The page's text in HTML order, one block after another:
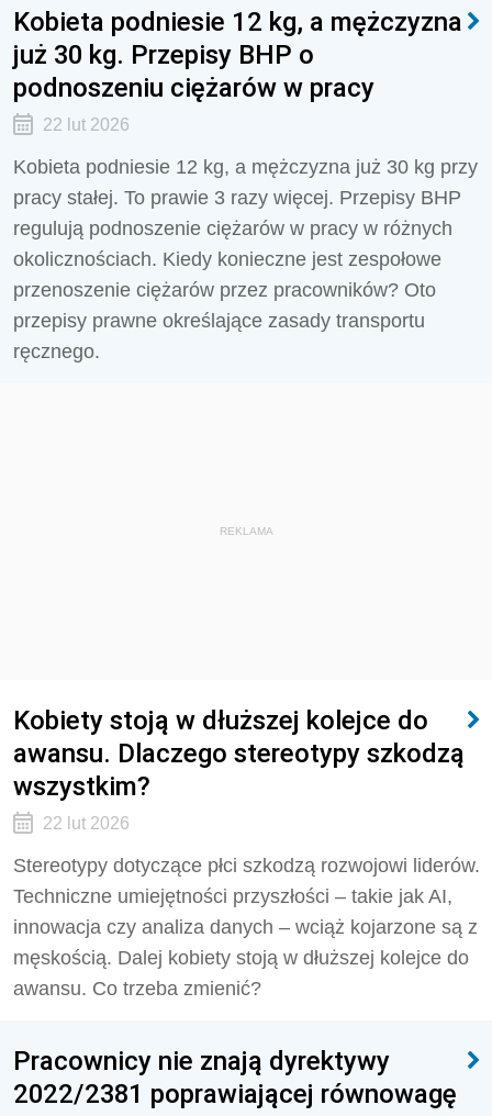
Kobieta podniesie 12 kg, a mężczyzna
już 30 kg. Przepisy BHP o
podnoszeniu ciężarów w pracy
22 lut 2026
Kobieta podniesie 12 kg, a mężczyzna już 30 kg przy
pracy stałej. To prawie 3 razy więcej. Przepisy BHP
regulują podnoszenie ciężarów w pracy w różnych
okolicznościach. Kiedy konieczne jest zespołowe
przenoszenie ciężarów przez pracowników? Oto
przepisy prawne określające zasady transportu
ręcznego.
REKLAMA
Kobiety stoją w dłuższej kolejce do
awansu. Dlaczego stereotypy szkodzą
wszystkim?
22 lut 2026
Stereotypy dotyczące płci szkodzą rozwojowi liderów.
Techniczne umiejętności przyszłości – takie jak AI,
innowacja czy analiza danych – wciąż kojarzone są z
męskością. Dalej kobiety stoją w dłuższej kolejce do
awansu. Co trzeba zmienić?
Pracownicy nie znają dyrektywy
2022/2381 poprawiającej równowagę